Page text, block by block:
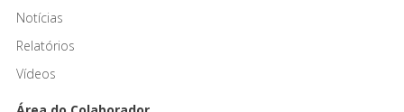
Notícias
Relatórios
Vídeos